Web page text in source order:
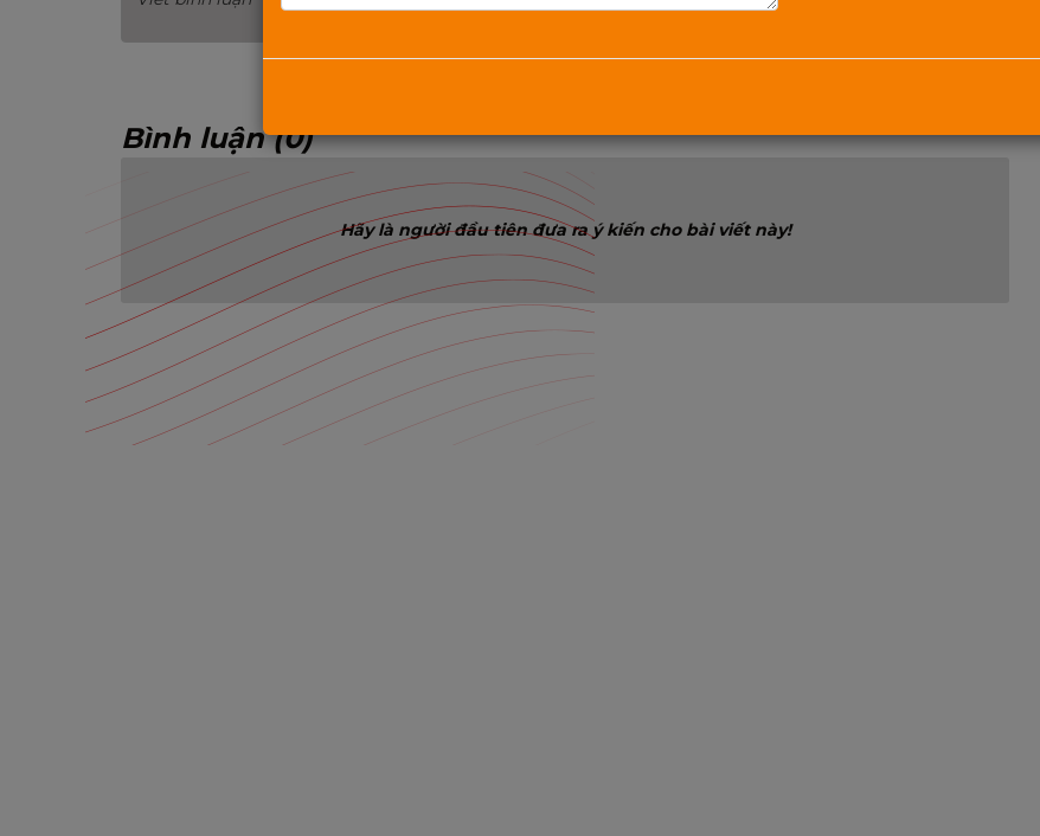
Bình luận (0)
Hãy là người đầu tiên đưa ra ý kiến cho bài viết này!